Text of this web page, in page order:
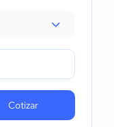
Cotizar